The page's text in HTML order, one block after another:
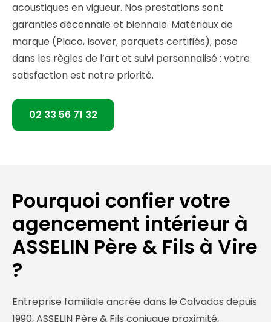
acoustiques en vigueur. Nos prestations sont
garanties décennale et biennale. Matériaux de
marque (Placo, Isover, parquets certifiés), pose
dans les règles de l’art et suivi personnalisé : votre
satisfaction est notre priorité.
02 33 56 71 32
Pourquoi confier votre
agencement intérieur à
ASSELIN Père & Fils à Vire
?
Entreprise familiale ancrée dans le Calvados depuis
1990, ASSELIN Père & Fils conjugue proximité,